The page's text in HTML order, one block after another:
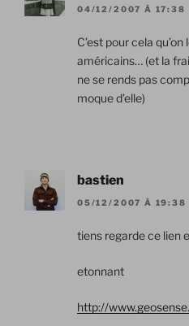
04/12/2007 À 17:38
C’est pour cela
américains… (et la
ne se rends pas
moque d’elle)
bastien
05/12/2007 À 19:38
tiens regarde ce lien
etonnant
http://